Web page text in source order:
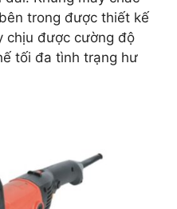
trong được thiết kế
chịu được cường độ
tối đa tình trạng hư